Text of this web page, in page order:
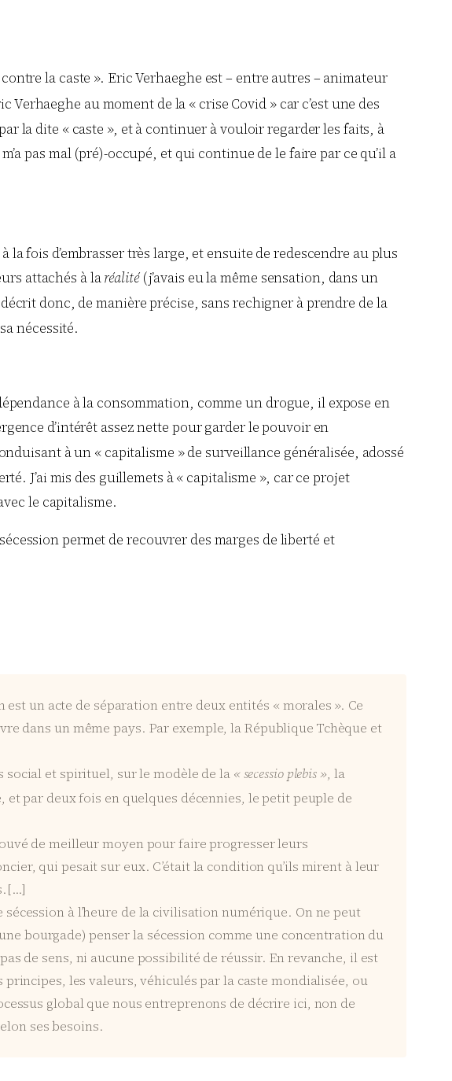
la caste ». Eric Verhaeghe est – entre autres – animateur
au moment de la « crise Covid » car c’est une des
la dite « caste », et à continuer à vouloir regarder les faits, à
pas mal (pré)-occupé, et qui continue de le faire par ce qu’il a
la fois d’embrasser très large, et ensuite de redescendre au plus
attachés à laréalité(j’avais eu la même sensation, dans un
donc, de manière précise, sans rechigner à prendre de la
nécessité.
à la consommation, comme un drogue, il expose en
d’intérêt assez nette pour garder le pouvoir en
à un « capitalisme » de surveillance généralisée, adossé
J’ai mis des guillemets à « capitalisme », car ce projet
le capitalisme.
permet de recouvrer des marges de liberté et
un acte de séparation entre deux entités « morales ». Ce
dans un même pays. Par exemple, la République Tchèque et
social et spirituel, sur le modèle de la « secessio plebis », la
et par deux fois en quelques décennies, le petit peuple de
de meilleur moyen pour faire progresser leurs
qui pesait sur eux. C’était la condition qu’ils mirent à leur
à l’heure de la civilisation numérique. On ne peut
bourgade) penser la sécession comme une concentration du
de sens, ni aucune possibilité de réussir. En revanche, il est
principes, les valeurs, véhiculés par la caste mondialisée, ou
global que nous entreprenons de décrire ici, non de
ses besoins.